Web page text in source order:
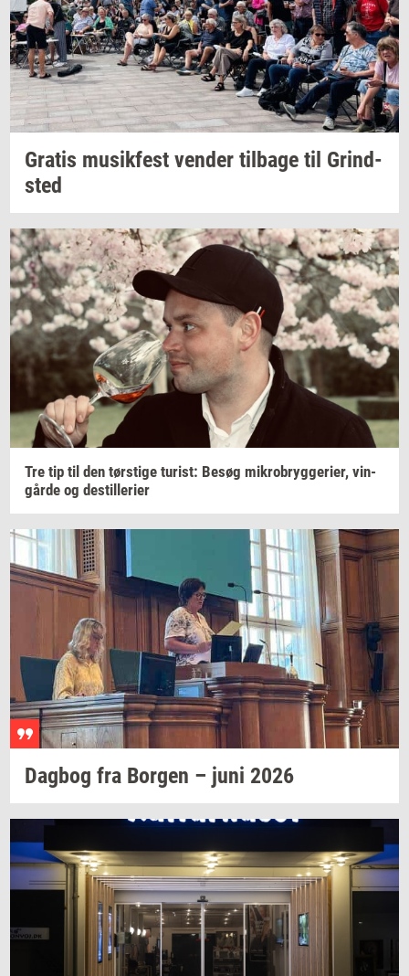
Gra­tis mu­sik­fest ven­der til­ba­ge til Grind­
sted
Tre tip til den tørsti­ge turist: Besøg mi­kro­bryg­ge­ri­er, vin­
går­de og destil­le­ri­er
Dag­bog fra Bor­gen – juni 2026